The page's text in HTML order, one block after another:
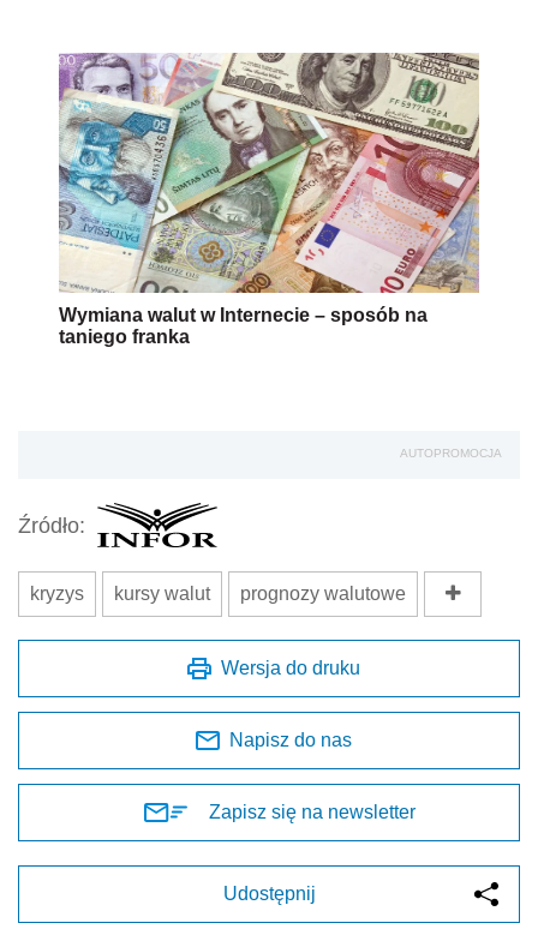
Wymiana walut w Internecie – sposób na
taniego franka
AUTOPROMOCJA
Źródło:
kryzys kursy walut prognozy walutowe
Wersja do druku
Napisz do nas
Zapisz się na newsletter
Udostępnij